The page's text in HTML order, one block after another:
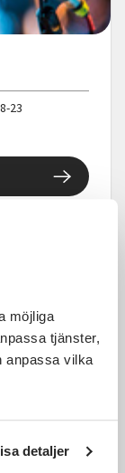
möjliga
tjänster,
anpassa vilka
detaljer
23